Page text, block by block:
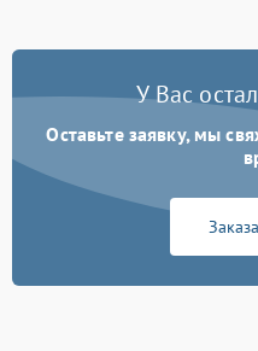
У Вас
Оставьте заявку, мы